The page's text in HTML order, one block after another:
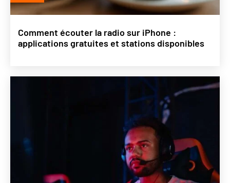
Comment écouter la radio sur iPhone :
applications gratuites et stations disponibles